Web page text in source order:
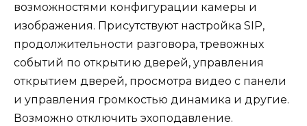
возможностями конфигурации камеры и
изображения. Присутствуют настройка SIP,
продолжительности разговора, тревожных
событий по открытию дверей, управления
открытием дверей, просмотра видео с панели
и управления громкостью динамика и другие.
Возможно отключить эхоподавление.